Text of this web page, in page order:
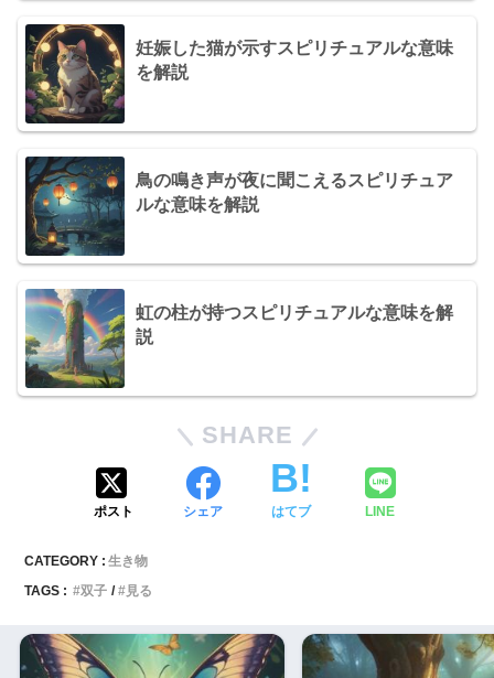
妊娠した猫が示すスピリチュアルな意味
を解説
鳥の鳴き声が夜に聞こえるスピリチュア
ルな意味を解説
虹の柱が持つスピリチュアルな意味を解
説
SHARE
ポスト シェア はてブ LINE
CATEGORY : 生き物
TAGS :
双子 見る